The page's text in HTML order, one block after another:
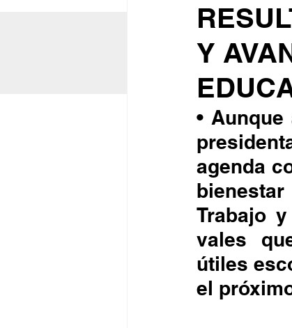
Y
•
agenda
Trabajo
vales
útiles
el